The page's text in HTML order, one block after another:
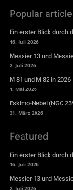
Popular
Ein erster Blick durch
16. Juli 2026
Messier 13 und
2. Juli 2026
M 81 und M 82 in 2026
1. Mai 2026
Eskimo-Nebel (NGC
31. März 2026
Featured
Ein erster Blick durch
16. Juli 2026
Messier 13 und
2. Juli 2026